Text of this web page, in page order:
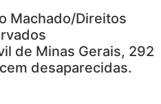
de Minas Gerais, 292
desaparecidas.